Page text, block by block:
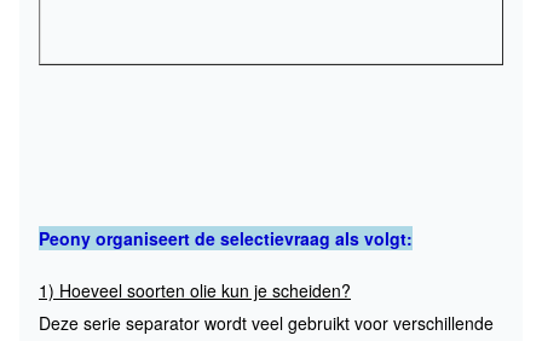
Peony organiseert de selectievraag als volgt:
1) Hoeveel soorten olie kun je scheiden?
Deze serie separator wordt veel gebruikt voor verschillende